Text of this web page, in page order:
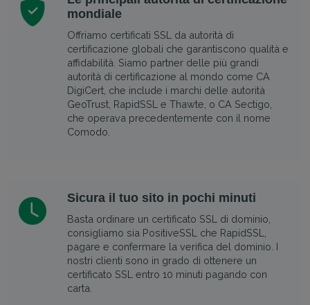
mondiale
Offriamo certificati SSL da autorità di
certificazione globali che garantiscono qualità e
affidabilità. Siamo partner delle più grandi
autorità di certificazione al mondo come CA
DigiCert, che include i marchi delle autorità
GeoTrust, RapidSSL e Thawte, o CA Sectigo,
che operava precedentemente con il nome
Comodo.
Sicura il tuo sito in pochi minuti
Basta ordinare un certificato SSL di dominio,
consigliamo sia PositiveSSL che RapidSSL,
pagare e confermare la verifica del dominio. I
nostri clienti sono in grado di ottenere un
certificato SSL entro 10 minuti pagando con
carta.